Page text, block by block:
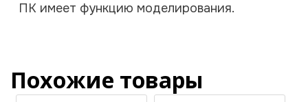
ПК имеет функцию моделирования.
Похожие товары